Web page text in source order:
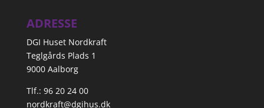
ADRESSE
DGI Huset Nordkraft
Teglgårds Plads 1
9000 Aalborg
Tlf.: 96 20 24 00
nordkraft@dgihus.dk